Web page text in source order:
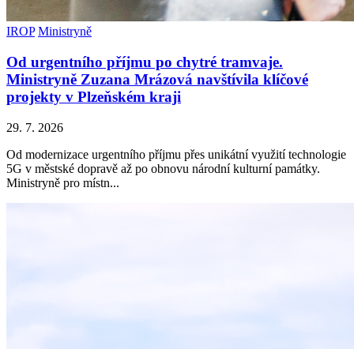
IROP Ministryně
Od urgentního příjmu po chytré tramvaje.
Ministryně Zuzana Mrázová navštívila klíčové
projekty v Plzeňském kraji
29. 7. 2026
Od modernizace urgentního příjmu přes unikátní využití technologie
5G v městské dopravě až po obnovu národní kulturní památky.
Ministryně pro místn...